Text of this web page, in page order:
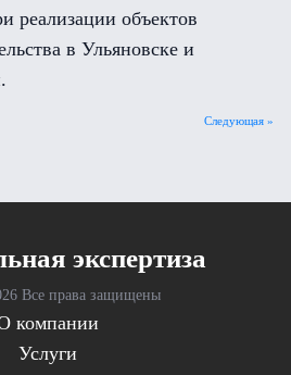
реализации объектов
в Ульяновске и
Следующая »
экспертиза
Все права защищены
компании
Услуги